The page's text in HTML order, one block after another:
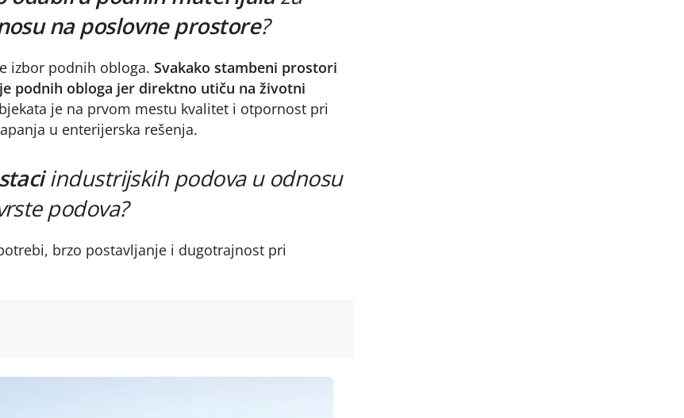
na poslovne prostore?
izbor podnih obloga. Svakako stambeni prostori
podnih obloga jer direktno utiču na životni
je na prvom mestu kvalitet i otpornost pri
u enterijerska rešenja.
industrijskih podova u odnosu
podova?
brzo postavljanje i dugotrajnost pri